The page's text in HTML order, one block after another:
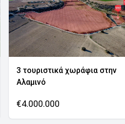
3 τουριστικά χωράφια στην
Αλαμινό
€4.000.000